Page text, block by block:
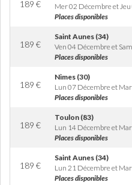
189 €
Mer 02 Décembre et
Places disponibles
189 €
Saint Aunes (34)
Ven 04 Décembre et
Places disponibles
189 €
Nimes (30)
Lun 07 Décembre et
Places disponibles
189 €
Toulon (83)
Lun 14 Décembre et
Places disponibles
189 €
Saint Aunes (34)
Lun 21 Décembre et
Places disponibles